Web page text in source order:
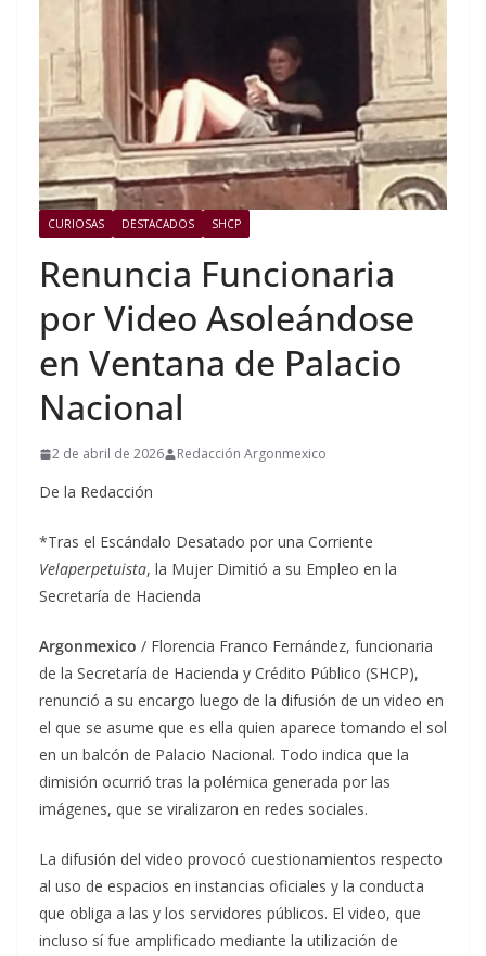
CURIOSAS DESTACADOS SHCP
Renuncia Funcionaria
por Video Asoleándose
en Ventana de Palacio
Nacional
2 de abril de 2026 Redacción Argonmexico
De la Redacción
*Tras el Escándalo Desatado por una Corriente
Velaperpetuista, la Mujer Dimitió a su Empleo en la
Secretaría de Hacienda
Argonmexico / Florencia Franco Fernández, funcionaria
de la Secretaría de Hacienda y Crédito Público (SHCP),
renunció a su encargo luego de la difusión de un video en
el que se asume que es ella quien aparece tomando el sol
en un balcón de Palacio Nacional. Todo indica que la
dimisión ocurrió tras la polémica generada por las
imágenes, que se viralizaron en redes sociales.
La difusión del video provocó cuestionamientos respecto
al uso de espacios en instancias oficiales y la conducta
que obliga a las y los servidores públicos. El video, que
incluso sí fue amplificado mediante la utilización de